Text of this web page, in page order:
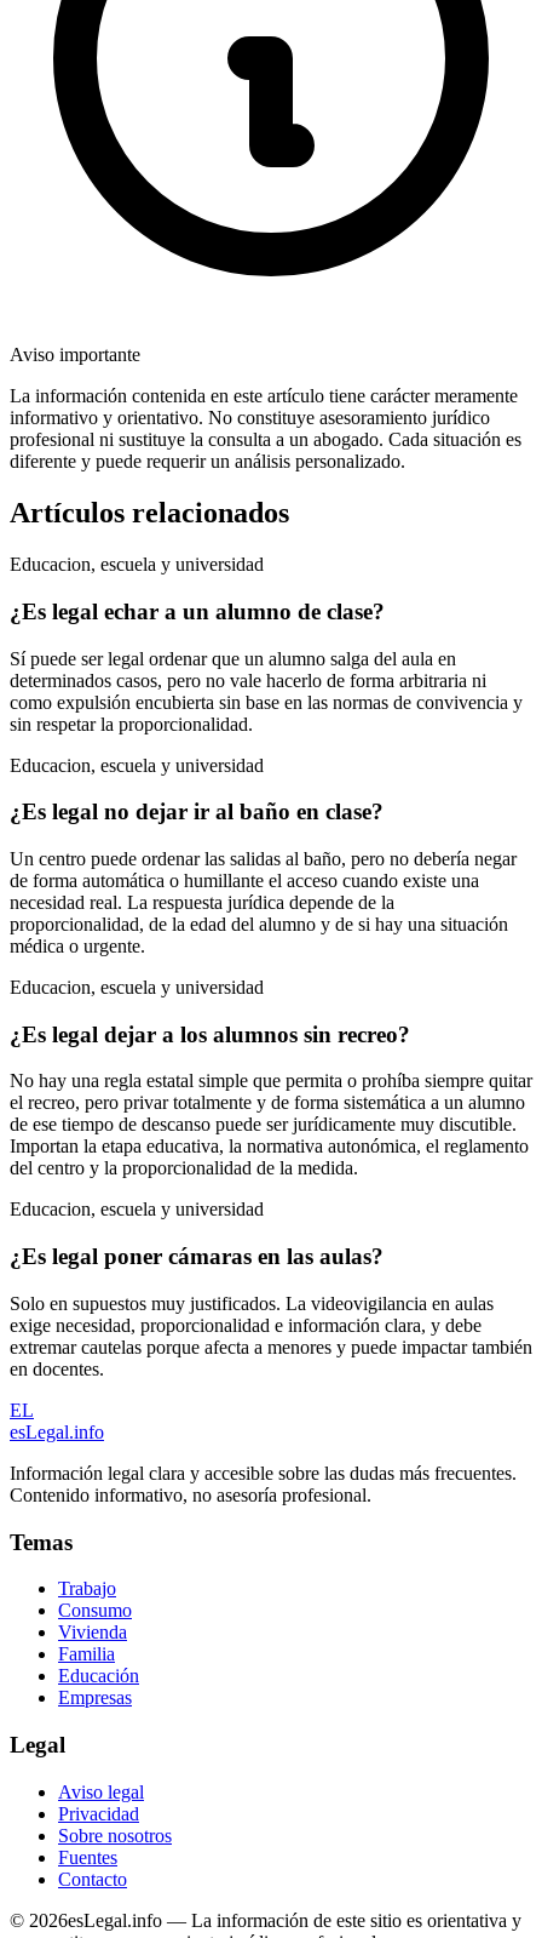
Aviso importante
La información contenida en este artículo tiene carácter meramente
informativo y orientativo. No constituye asesoramiento jurídico
profesional ni sustituye la consulta a un abogado. Cada situación es
diferente y puede requerir un análisis personalizado.
Artículos relacionados
Educacion, escuela y universidad
¿Es legal echar a un alumno de clase?
Sí puede ser legal ordenar que un alumno salga del aula en
determinados casos, pero no vale hacerlo de forma arbitraria ni
como expulsión encubierta sin base en las normas de convivencia y
sin respetar la proporcionalidad.
Educacion, escuela y universidad
¿Es legal no dejar ir al baño en clase?
Un centro puede ordenar las salidas al baño, pero no debería negar
de forma automática o humillante el acceso cuando existe una
necesidad real. La respuesta jurídica depende de la
proporcionalidad, de la edad del alumno y de si hay una situación
médica o urgente.
Educacion, escuela y universidad
¿Es legal dejar a los alumnos sin recreo?
No hay una regla estatal simple que permita o prohíba siempre quitar
el recreo, pero privar totalmente y de forma sistemática a un alumno
de ese tiempo de descanso puede ser jurídicamente muy discutible.
Importan la etapa educativa, la normativa autonómica, el reglamento
del centro y la proporcionalidad de la medida.
Educacion, escuela y universidad
¿Es legal poner cámaras en las aulas?
Solo en supuestos muy justificados. La videovigilancia en aulas
exige necesidad, proporcionalidad e información clara, y debe
extremar cautelas porque afecta a menores y puede impactar también
en docentes.
EL
esLegal.info
Información legal clara y accesible sobre las dudas más frecuentes.
Contenido informativo, no asesoría profesional.
Temas
Trabajo
Consumo
Vivienda
Familia
Educación
Empresas
Legal
Aviso legal
Privacidad
Sobre nosotros
Fuentes
Contacto
© 2026esLegal.info — La información de este sitio es orientativa y